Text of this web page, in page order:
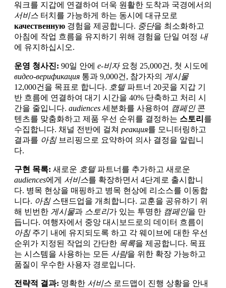
워크를 지갑에 연결하여 더욱 원활한 도착과 국경에서의
서비스 터치를 가능하게 하는 동시에 대규모로
качественную 경험을 제공합니다. 중단을 최소화하고
아침에 작업 흐름을 유지하기 위해 경험을 단일 여정 내
에 유지하십시오.
운영 청사진: 90일 안에 e-비자요청 25,000건, 첫 시도에
видео-верификация 통과 9,000건, 참가자의 게시물
12,000건을 목표로 합니다. 호텔파트너 20곳을 지갑 기
반 흐름에 연결하여 대기 시간을 40% 단축하고 처리 시
간을 줄입니다. audiences 세분화를 사용하여 캠페인콘
텐츠를 맞춤화하고 제품 우선 순위를 결정하는 스토리 를
수집합니다. 채널 전반에 걸쳐 реакция를 모니터링하고
결과를 아침브리핑으로 요약하여 의사 결정을 알립니
다.
구현 목록: 새로운 호텔파트너를 추가하고 새로운
audiences에게 서비스를 확장하면서 4단계로 출시합니
다. 병목 현상을 매핑하고 병목 현상에 리소스를 이동합
니다. 아침스탠드업을 개최합니다. 교훈을 공유하기 위
해 빈번한 게시물과 스토리가 있는 투명한 캠페인을 만
듭니다. 여행자에서 중앙 대시보드로의 데이터 흐름이
아침주기 내에 유지되도록 하고 각 웨이브에 대한 우선
순위가 지정된 작업의 간단한 목록을 제공합니다. 목표
는 시스템을 사용하는 모든 사람을 위한 확장 가능하고
품질이 우수한 사용자 경로입니다.
전략적 결과: 명확한 서비스 로드맵이 진행 상황을 안내